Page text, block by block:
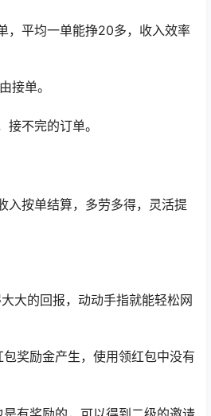
，平均一单能挣20多，收入效率
接单。
不完的订单。
入按单结算，多劳多得，灵活提
大的回报，动动手指就能轻松网
奖励金产生，使用领红包中没有